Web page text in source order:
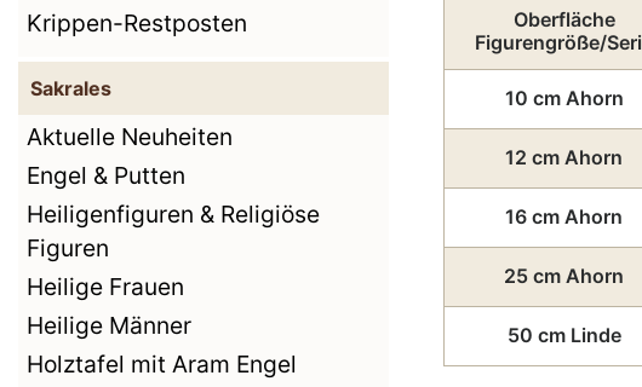
Krippen-Restposten
Sakrales
Aktuelle Neuheiten
Engel & Putten
Heiligenfiguren & Religiöse
Figuren
Heilige Frauen
Heilige Männer
Holztafel mit Aram Engel
Oberfläche
Figurengröße/
10 cm Ahorn
12 cm Ahorn
16 cm Ahorn
25 cm Ahorn
50 cm Linde